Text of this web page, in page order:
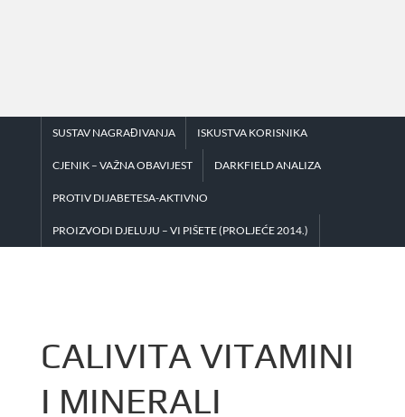
SUSTAV NAGRAĐIVANJA ISKUSTVA KORISNIKA
CJENIK – VAŽNA OBAVIJEST DARKFIELD ANALIZA
PROTIV DIJABETESA-AKTIVNO
PROIZVODI DJELUJU – VI PIŠETE (PROLJEĆE 2014.)
CALIVITA VITAMINI
I MINERALI